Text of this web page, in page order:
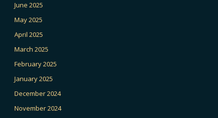
June 2025
May 2025
April 2025
March 2025
February 2025
January 2025
December 2024
November 2024